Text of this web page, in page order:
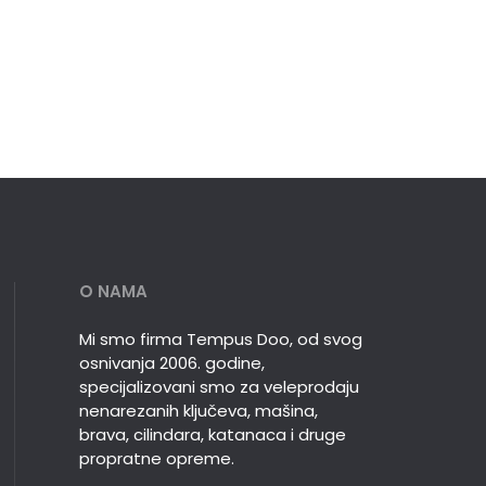
O NAMA
Mi smo firma Tempus Doo, od svog
osnivanja 2006. godine,
specijalizovani smo za veleprodaju
nenarezanih ključeva, mašina,
brava, cilindara, katanaca i druge
propratne opreme.